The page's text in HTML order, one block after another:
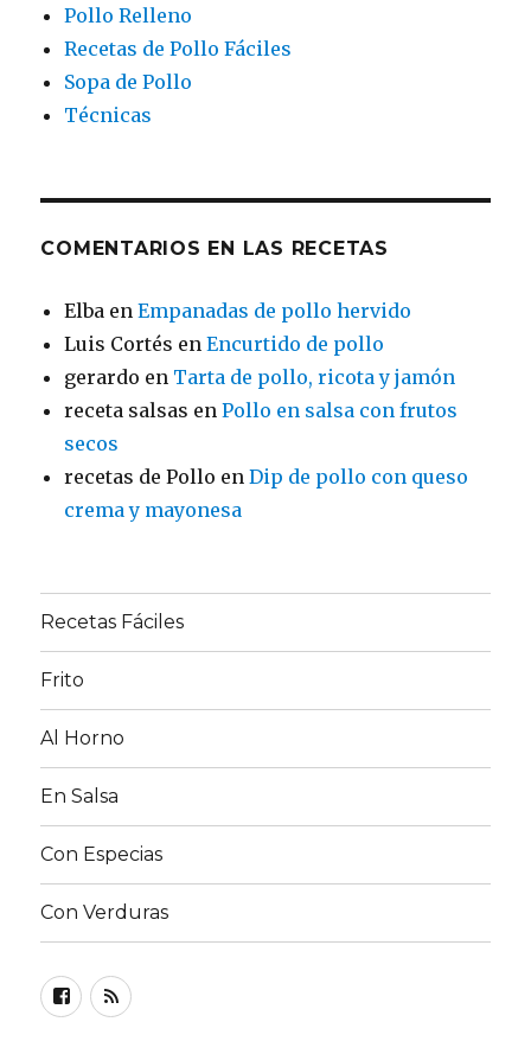
Pollo Relleno
Recetas de Pollo Fáciles
Sopa de Pollo
Técnicas
COMENTARIOS EN LAS RECETAS
Elba enEmpanadas de pollo hervido
Luis Cortés enEncurtido de pollo
gerardo en Tarta de pollo, ricota y jamón
receta salsas enPollo en salsa con frutos
secos
recetas de Pollo enDip de pollo con queso
crema y mayonesa
Recetas Fáciles
Frito
Al Horno
En Salsa
Con Especias
Con Verduras
Facebook
RSS